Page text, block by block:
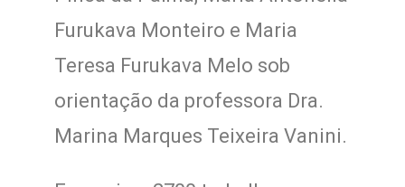
Furukava Monteiro e Maria
Teresa Furukava Melo sob
orientação da professora Dra.
Marina Marques Teixeira Vanini.